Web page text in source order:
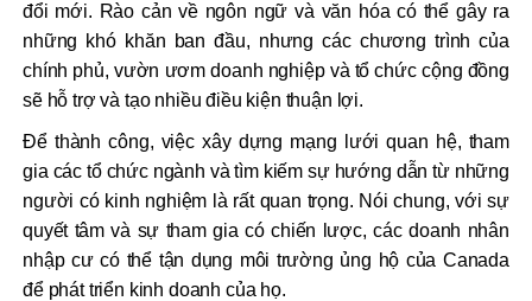
đổi mới. Rào cản về ngôn ngữ và văn hóa có thể gây ra
những khó khăn ban đầu, nhưng các chương trình của
chính phủ, vườn ươm doanh nghiệp và tổ chức cộng đồng
sẽ hỗ trợ và tạo nhiều điều kiện thuận lợi.
Để thành công, việc xây dựng mạng lưới quan hệ, tham
gia các tổ chức ngành và tìm kiếm sự hướng dẫn từ những
người có kinh nghiệm là rất quan trọng. Nói chung, với sự
quyết tâm và sự tham gia có chiến lược, các doanh nhân
nhập cư có thể tận dụng môi trường ủng hộ của Canada
để phát triển kinh doanh của họ.